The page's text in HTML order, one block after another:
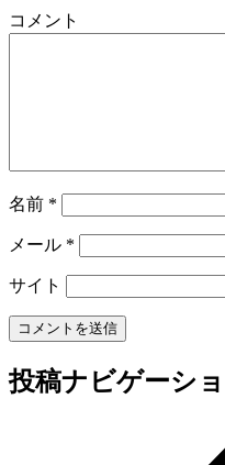
コメント
名前 *
メール *
サイト
投稿ナビゲーシ